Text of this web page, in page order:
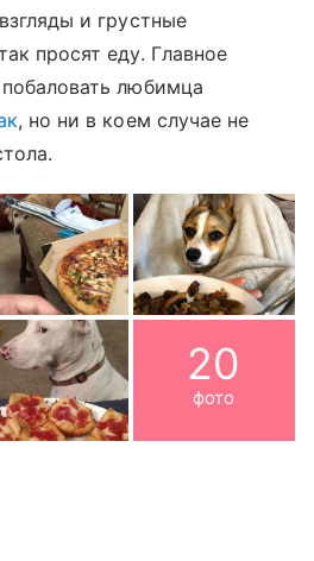
и грустные
просят еду. Главное
любимца
, но ни в коем случае не
20
фото